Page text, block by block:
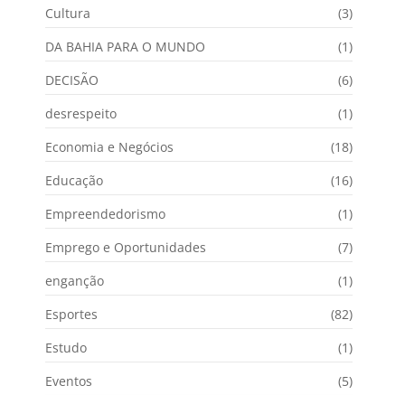
Cultura
(3)
DA BAHIA PARA O MUNDO
(1)
DECISÃO
(6)
desrespeito
(1)
Economia e Negócios
(18)
Educação
(16)
Empreendedorismo
(1)
Emprego e Oportunidades
(7)
enganção
(1)
Esportes
(82)
Estudo
(1)
Eventos
(5)